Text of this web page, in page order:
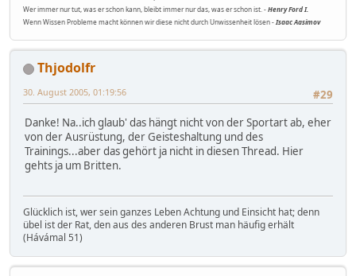
Wer immer nur tut, was er schon kann, bleibt immer nur das, was er schon ist. -Henry Ford I.
Wenn Wissen Probleme macht können wir diese nicht durch Unwissenheit lösen -Isaac Aasimov
Thjodolfr
#29
30. August 2005, 01:19:56
Danke! Na..ich glaub' das hängt nicht von der Sportart ab, eher
von der Ausrüstung, der Geisteshaltung und des
Trainings...aber das gehört ja nicht in diesen Thread. Hier
gehts ja um Britten.
Glücklich ist, wer sein ganzes Leben Achtung und Einsicht hat; denn
übel ist der Rat, den aus des anderen Brust man häufig erhält
(Hávámal 51)